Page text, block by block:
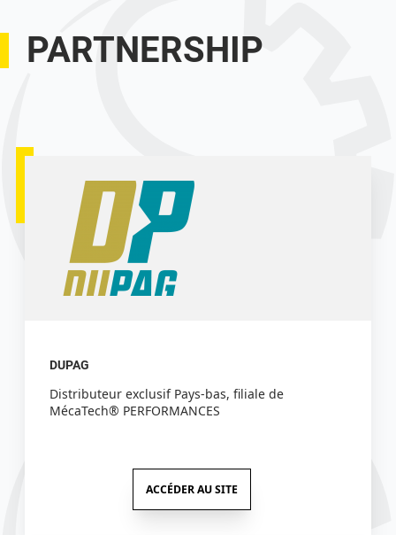
PARTNERSHIP
DUPAG
Distributeur exclusif Pays-bas, filiale de
MécaTech® PERFORMANCES
ACCÉDER AU SITE